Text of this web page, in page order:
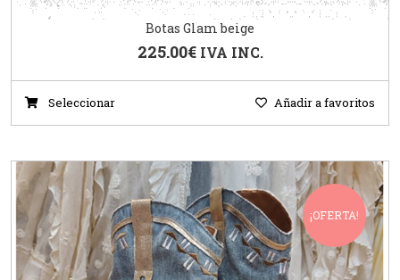
Botas Glam beige
225.00€ IVA INC.
Seleccionar Añadir a favoritos
¡OFERTA!